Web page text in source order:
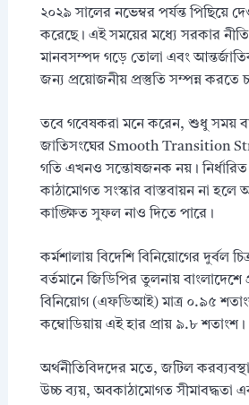
২০২৯ সালের নভেম্বর পর্যন্ত পিছিয়ে
করেছে। এই সময়ের মধ্যে সরকার
মানবসম্পদ গড়ে তোলা এবং
জন্য প্রয়োজনীয় প্রস্তুতি সম্পন্ন করতে
তবে গবেষকরা মনে করেন, শুধু সময়
জাতিসংঘের Smooth Transition
গতি এখনও সন্তোষজনক নয়। নির্ধারিত
কাঠামোগত সংস্কার বাস্তবায়ন না হলে
কাঙ্ক্ষিত সুফল নাও দিতে পারে।
কর্মশালায় বিদেশি বিনিয়োগের দুর্বল
বর্তমানে জিডিপির তুলনায় বাংলাদেশে
বিনিয়োগ (এফডিআই) মাত্র ০.৯৫
কম্বোডিয়ায় এই হার প্রায় ৯.৮ শতাংশ।
অর্থনীতিবিদদের মতে, জটিল
উচ্চ ব্যয়, অবকাঠামোগত সীমাবদ্ধতা